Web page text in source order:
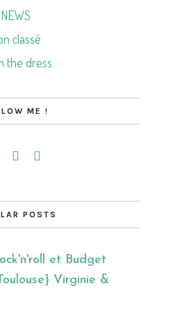
NEWS
classé
the dress
ME !
POSTS
et Budget
Virginie &